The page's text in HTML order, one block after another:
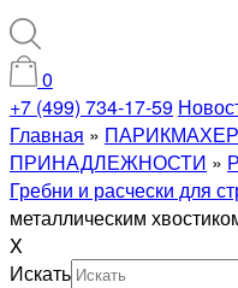
0
+7 (499) 734-17-59
Главная »
ПРИНАДЛЕЖНОСТИ »
Гребни и расчески для
металлическим
X
Искать